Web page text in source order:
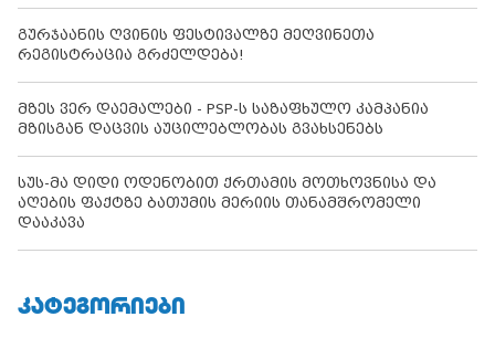
გურჯაანის ღვინის ფესტივალზე მეღვინეთა
რეგისტრაცია გრძელდება!
მზეს ვერ დაემალები - PSP-ს საზაფხულო კამპანია
მზისგან დაცვის აუცილებლობას გვახსენებს
სუს-მა დიდი ოდენობით ქრთამის მოთხოვნისა და
აღების ფაქტზე ბათუმის მერიის თანამშრომელი
დააკავა
ᲙᲐᲢᲔᲒᲝᲠᲘᲔᲑᲘ